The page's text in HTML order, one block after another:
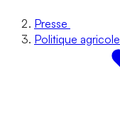
Presse
Politique agricole